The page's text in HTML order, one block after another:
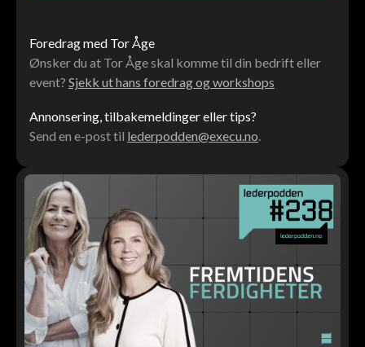
Foredrag med Tor Åge
Ønsker du at Tor Åge skal komme til din bedrift eller
event? Sjekk ut hans foredrag og workshops
Annonsering, tilbakemeldinger eller tips?
Send en e-post til lederpodden@execu.no